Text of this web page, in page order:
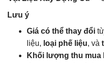
Lưu ý
Giá có thể thay đổi
liệu, loại phế liệu, và
Khối lượng thu mua